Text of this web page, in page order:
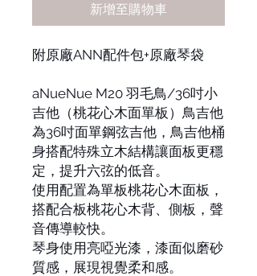
新增至購物車
附原廠ANN配件包+原廠琴袋
aNueNue M20 羽毛鳥/36吋小
吉他（桃花心木面單板）鳥吉他
為36吋面單鋼弦吉他，鳥吉他桶
身搭配特殊立木結構讓面板更穩
定，提升六弦的低音。
使用配置為單板桃花心木面板，
搭配合板桃花心木背、側板，聲
音傳導較快。
琴身使用亮啞光漆，漆面似磨砂
質感，展現視覺柔和感。